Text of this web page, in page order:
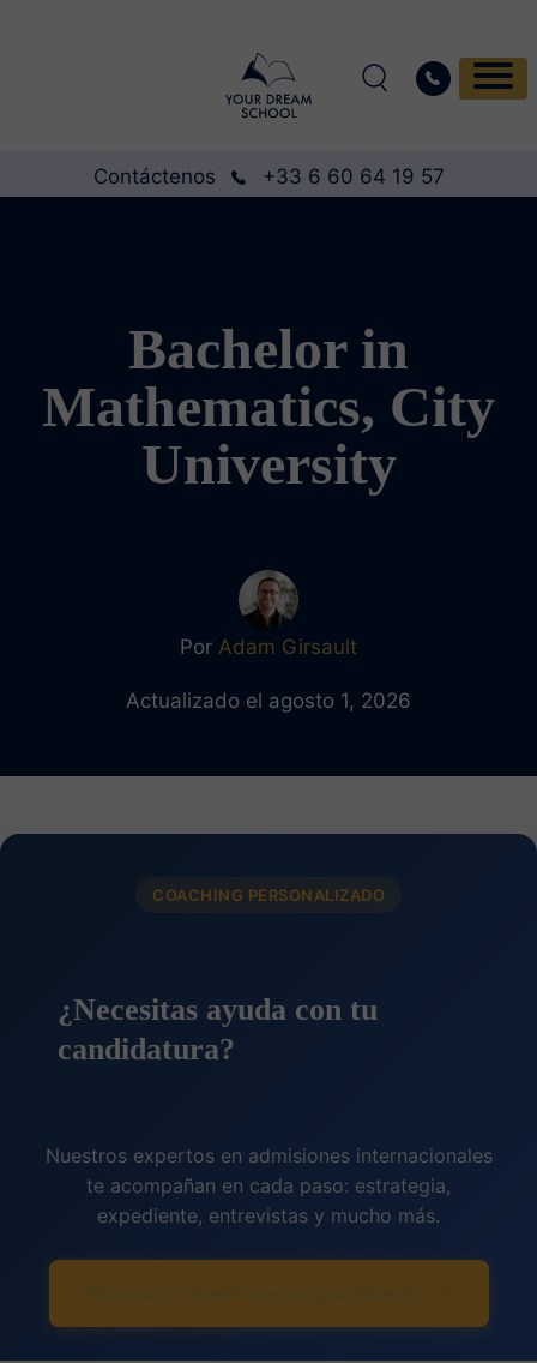
Contáctenos +33 6 60 64 19 57
Bachelor in
Mathematics, City
University
Por Adam Girsault
Actualizado el agosto 1, 2026
COACHING PERSONALIZADO
¿Necesitas ayuda con tu
candidatura?
Nuestros expertos en admisiones internacionales
te acompañan en cada paso: estrategia,
expediente, entrevistas y mucho más.